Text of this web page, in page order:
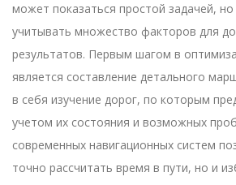
может показаться простой задачей,
учитывать множество факторов для
результатов. Первым шагом в
является составление детального
в себя изучение дорог, по которым
учетом их состояния и возможных
современных навигационных систем
точно рассчитать время в пути, но и